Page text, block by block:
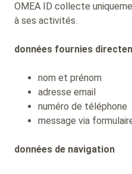
OMEA ID collecte
à ses activités.
données fournies
nom et prénom
adresse email
numéro de téléphone
message via
données de navigation